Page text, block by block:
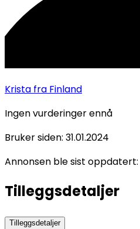
Krista fra Finland
Ingen vurderinger ennå
Bruker siden: 31.01.2024
Annonsen ble sist oppdatert:
Tilleggsdetaljer
Tilleggsdetaljer